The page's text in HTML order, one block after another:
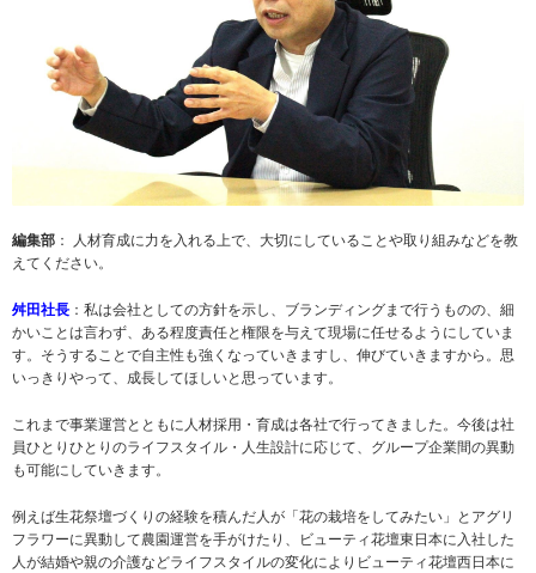
編集部 ： 人材育成に力を入れる上で、大切にしていることや取り組みなどを教
えてください。
舛田社長 ：私は会社としての方針を示し、ブランディングまで行うものの、細
かいことは言わず、ある程度責任と権限を与えて現場に任せるようにしていま
す。そうすることで自主性も強くなっていきますし、伸びていきますから。思
いっきりやって、成長してほしいと思っています。
これまで事業運営とともに人材採用・育成は各社で行ってきました。今後は社
員ひとりひとりのライフスタイル・人生設計に応じて、グループ企業間の異動
も可能にしていきます。
例えば生花祭壇づくりの経験を積んだ人が「花の栽培をしてみたい」とアグリ
フラワーに異動して農園運営を手がけたり、ビューティ花壇東日本に入社した
人が結婚や親の介護などライフスタイルの変化によりビューティ花壇西日本に